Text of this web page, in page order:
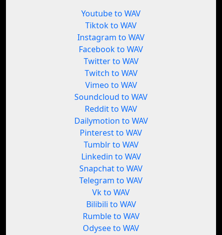
Youtube to WAV
Tiktok to WAV
Instagram to WAV
Facebook to WAV
Twitter to WAV
Twitch to WAV
Vimeo to WAV
Soundcloud to WAV
Reddit to WAV
Dailymotion to WAV
Pinterest to WAV
Tumblr to WAV
Linkedin to WAV
Snapchat to WAV
Telegram to WAV
Vk to WAV
Bilibili to WAV
Rumble to WAV
Odysee to WAV